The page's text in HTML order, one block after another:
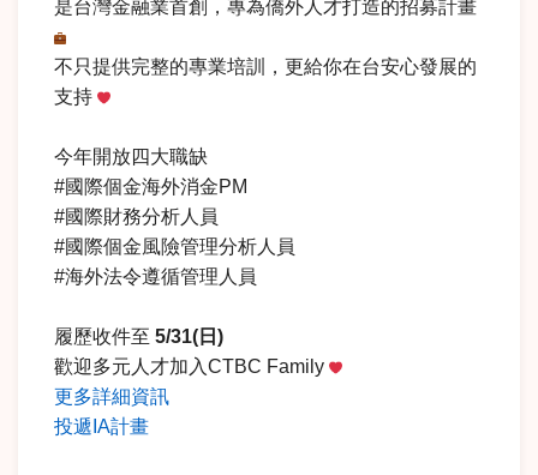
是台灣金融業首創，專為僑外人才打造的招募計畫
不只提供完整的專業培訓，更給你在台安心發展的
支持‍
今年開放四大職缺
#國際個金海外消金PM
#國際財務分析人員
#國際個金風險管理分析人員
#海外法令遵循管理人員
履歷收件至 5/31(日)
歡迎多元人才加入CTBC Family
更多詳細資訊
投遞IA計畫